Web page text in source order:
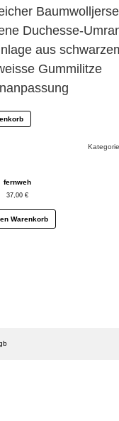
Duchesse-
aus
Gummilitze
fernweh
37,00€
Warenkorb